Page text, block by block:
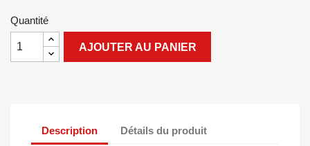
Quantité
AJOUTER AU PANIER
Description Détails du produit